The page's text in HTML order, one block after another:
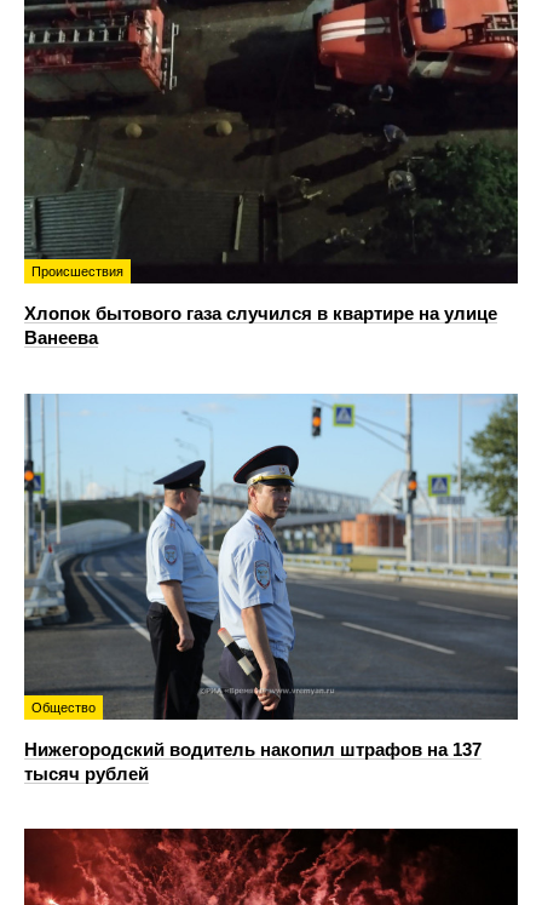
Происшествия
Хлопок бытового газа случился в квартире на улице
Ванеева
Общество
Нижегородский водитель накопил штрафов на 137
тысяч рублей